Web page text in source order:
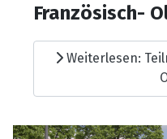
Französisch-
Weiterlesen: